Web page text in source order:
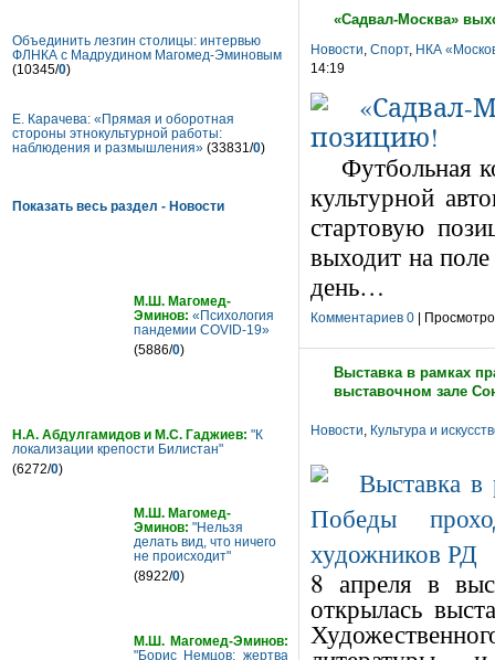
«Садвал-Москва»
Новости, Спорт, НКА
14:19
Футбольная
культурной
стартовую
выходит на
день…
Комментариев 0 |
Выставка в рамках
выставочном зале
Новости, Культура и
8 апреля в
открылась
Объединить лезгин столицы: интервью
ФЛНКА с Мадрудином Магомед-Эминовым
(10345/0)
Е. Карачева: «Прямая и оборотная
стороны этнокультурной работы:
наблюдения и размышления» (33831/0)
Показать весь раздел - Новости
М.Ш. Магомед-
Эминов: «Психология
пандемии COVID-19»
(5886/0)
Н.А. Абдулгамидов и М.С. Гаджиев: "К
локализации крепости Билистан"
(6272/0)
М.Ш. Магомед-
Эминов: "Нельзя
делать вид, что ничего
не происходит"
(8922/0)
М.Ш. Магомед-Эминов:
"Борис Немцов: жертва